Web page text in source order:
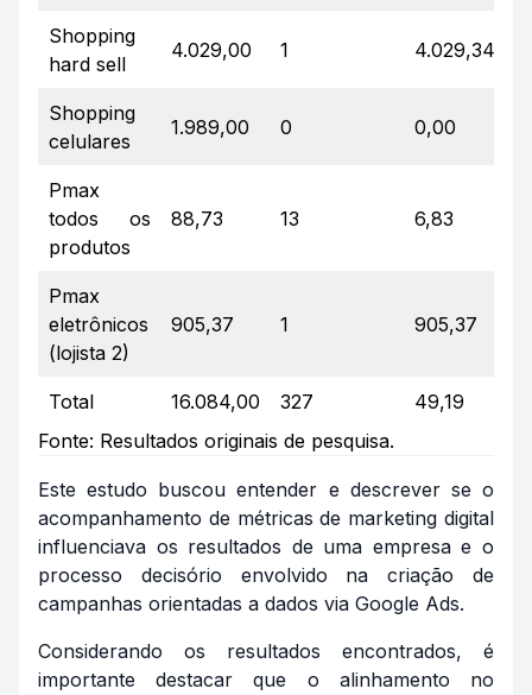
Shopping
hard sell
4.029,00 1 4.029,34
Shopping
celulares
1.989,00 0 0,00
Pmax
todos os
produtos
88,73 13 6,83
Pmax
eletrônicos
(lojista 2)
905,37 1 905,37
Total 16.084,00 327 49,19
Fonte: Resultados originais de pesquisa.
Este estudo buscou entender e descrever se o
acompanhamento de métricas de marketing digital
influenciava os resultados de uma empresa e o
processo decisório envolvido na criação de
campanhas orientadas a dados via Google Ads.
Considerando os resultados encontrados, é
importante destacar que o alinhamento no